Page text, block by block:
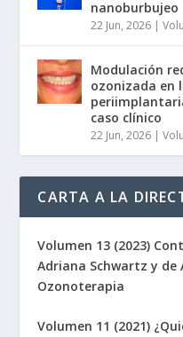
nanoburbujeo
22 Jun, 2026 |
Modulación
ozonizada en
caso clínico
22 Jun, 2026 |
CARTA A LA
Volumen 13 (2023)
Adriana Schwartz y de
Ozonoterapia
Volumen 11 (2021)